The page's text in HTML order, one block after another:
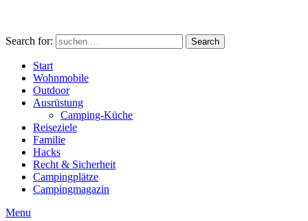
Search for: Search
Start
Wohnmobile
Outdoor
Ausrüstung
Camping-Küche
Reiseziele
Familie
Hacks
Recht & Sicherheit
Campingplätze
Campingmagazin
Menu